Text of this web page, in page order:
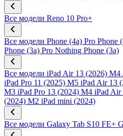
Все модели Reno 10 Pro+
Все модели Phone (4a) Pro Phone
Phone (3a) Pro Nothing Phone (3a)
Все модели iPad Air 13 (2026) M4
iPad Pro 11 (2025) M5 iPad Air 13
M3 iPad Pro 13 (2024) M4 iPad Air
(2024) M2 iPad mini (2024)
Все модели Galaxy Tab S10 FE+